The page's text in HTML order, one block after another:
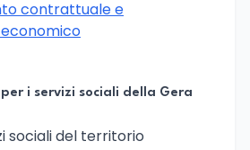
contrattuale e
i servizi sociali della Gera
sociali del territorio